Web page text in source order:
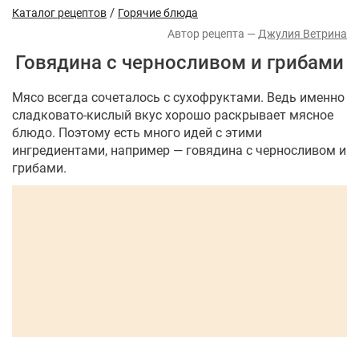
Каталог рецептов / Горячие блюда
Джулия Ветрина
Говядина с черносливом и грибами
Мясо всегда сочеталось с сухофруктами. Ведь именно
сладковато-кислый вкус хорошо раскрывает мясное
блюдо. Поэтому есть много идей с этими
ингредиентами, например — говядина с черносливом и
грибами.